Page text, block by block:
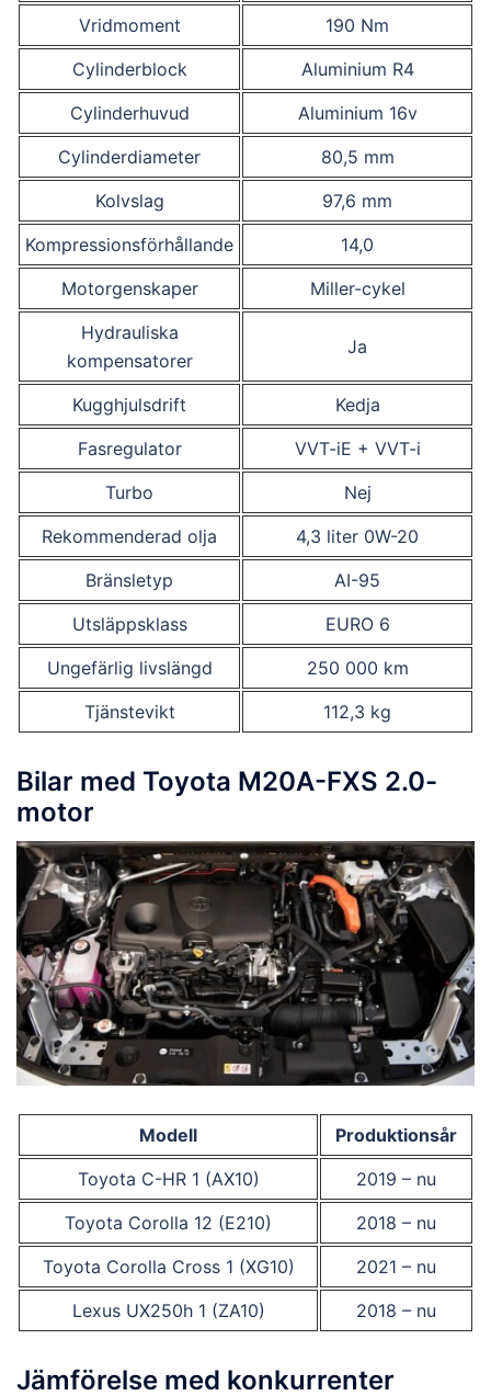
Vridmoment
190 Nm
Cylinderblock
Aluminium R4
Cylinderhuvud
Aluminium 16v
Cylinderdiameter
80,5 mm
Kolvslag
97,6 mm
Kompressionsförhållande
14,0
Motorgenskaper
Miller-cykel
Hydrauliska
kompensatorer
Ja
Kugghjulsdrift
Kedja
Fasregulator
VVT-iE + VVT-i
Turbo
Nej
Rekommenderad olja
4,3 liter 0W-20
Bränsletyp
AI-95
Utsläppsklass
EURO 6
Ungefärlig livslängd
250 000 km
Tjänstevikt
112,3 kg
Bilar med Toyota M20A-FXS 2.0-
motor
Modell
Produktionsår
Toyota C-HR 1 (AX10)
2019 – nu
Toyota Corolla 12 (E210)
2018 – nu
Toyota Corolla Cross 1 (XG10)
2021 – nu
Lexus UX250h 1 (ZA10)
2018 – nu
Jämförelse med konkurrenter